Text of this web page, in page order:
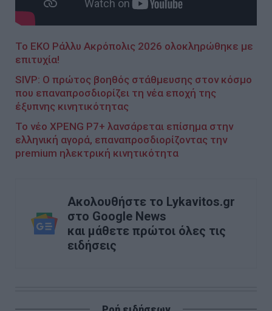
Το ΕΚΟ Ράλλυ Ακρόπολις 2026 ολοκληρώθηκε με
επιτυχία!
SIVP: Ο πρώτος βοηθός στάθμευσης στον κόσμο
που επαναπροσδιορίζει τη νέα εποχή της
έξυπνης κινητικότητας
Το νέο XPENG P7+ λανσάρεται επίσημα στην
ελληνική αγορά, επαναπροσδιορίζοντας την
premium ηλεκτρική κινητικότητα
Ακολουθήστε το Lykavitos.gr
στο Google News
και μάθετε πρώτοι όλες τις
ειδήσεις